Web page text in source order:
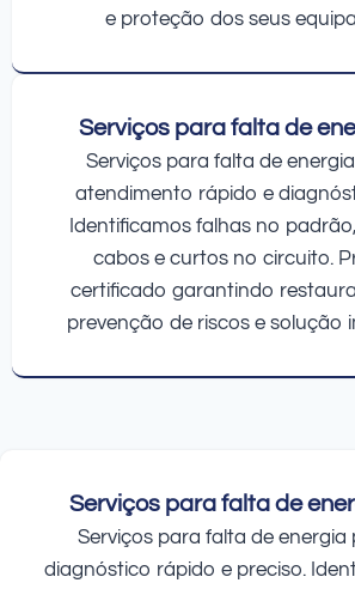
e proteção dos seus
Serviços para falta de
Serviços para falta de
atendimento rápido e
Identificamos falhas no
cabos e curtos no circuito.
certificado garantindo
prevenção de riscos e solução
Serviços para falta de
Serviços para falta de energia
diagnóstico rápido e preciso.